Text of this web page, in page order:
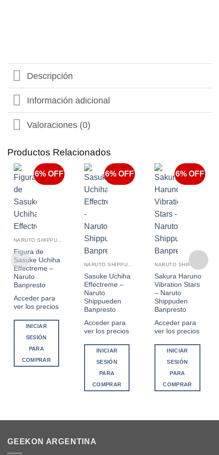
Descripción
Información adicional
Valoraciones (0)
Productos Relacionados
6% OFF
NARUTO SHIPPUDEN
Figura de
Sasuke Uchiha
Effectreme –
Naruto
Banpresto
Acceder para
ver los precios
INICIAR
SESIÓN
PARA
COMPRAR
6% OFF
NARUTO SHIPPUDEN
Sasuke Uchiha
Effectreme –
Naruto
Shippueden
Banpresto
Acceder para
ver los precios
INICIAR
SESIÓN
PARA
COMPRAR
6% OFF
Sakura Haruno
Vibration Stars
– Naruto
Shippuden
Banpresto
Acceder para
ver los precios
INICIAR
SESIÓN
PARA
COMPRAR
GEEKON ARGENTINA